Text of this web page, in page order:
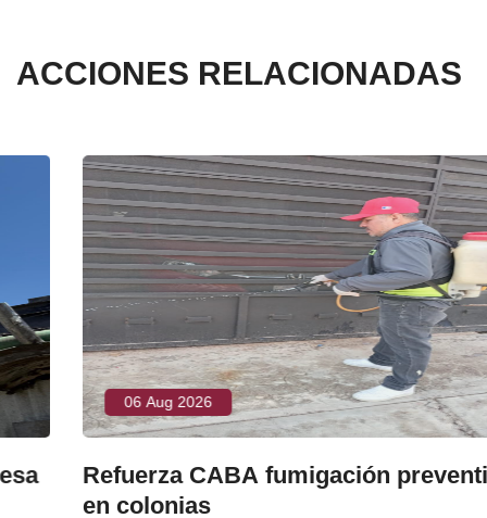
ACCIONES RELACIONADAS
06 Aug 2026
Refuerza CABA fumigación preventiva
en colonias